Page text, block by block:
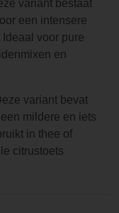
variant bestaat
een intensere
voor pure
en
variant bevat
mildere en iets
in thee of
citrustoets